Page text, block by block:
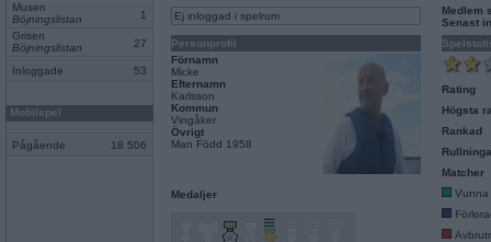
Musen
Böjningslistan
1
Grisen
Böjningslistan
27
Inloggade 53
Mobilspel
Pågående 18 506
Ej inloggad i spelrum
Personprofil
Förnamn
Micke
Efternamn
Karlsson
Kommun
Vingåker
Övrigt
Man Född 1958
Medaljer
Medlem
Senast
Rating
Högsta
Rankad
Matcher
Vunna